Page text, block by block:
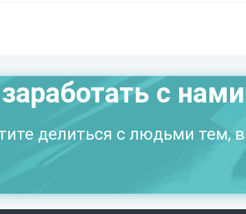
с нами
делиться с людьми тем, в